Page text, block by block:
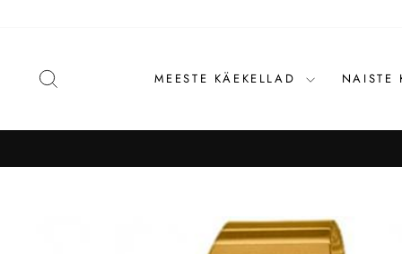
MEESTE KÄEKELLAD NAISTE